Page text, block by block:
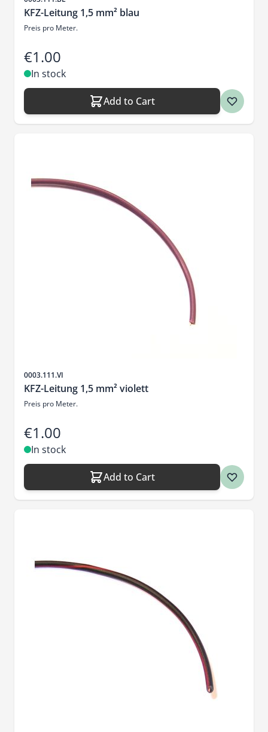
KFZ-Leitung 1,5 mm² blau
Preis pro Meter.
€1.00
In stock
Add to Cart
Sku
0003.111.VI
KFZ-Leitung 1,5 mm² violett
Preis pro Meter.
€1.00
In stock
Add to Cart